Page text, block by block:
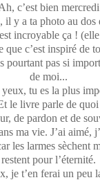
c’est bien
il y a ta photo au dos
incroyable ça !
que c’est inspiré de
pourtant pas si
de moi...
tu es la plus
le livre parle de quoi
de pardon et de
ma vie. J’ai aimé,
les larmes sèchent
restent pour l’éternité.
je t’en ferai un peu